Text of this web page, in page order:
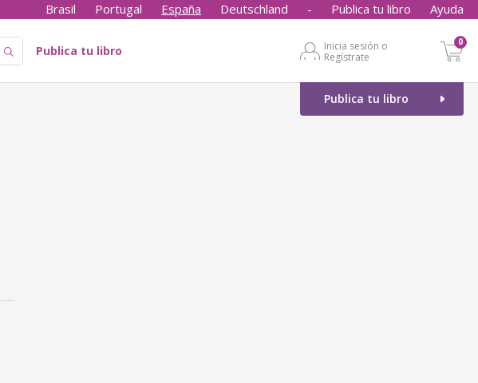
Brasil Portugal España Deutschland - Publica tu libro Ayuda
Publica tu libro
Inicia sesión o
Regístrate
0
Publica tu libro